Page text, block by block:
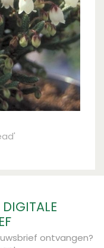
ontvangen?